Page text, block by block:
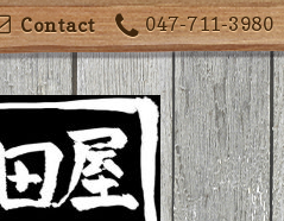
047-711-3980
Contact